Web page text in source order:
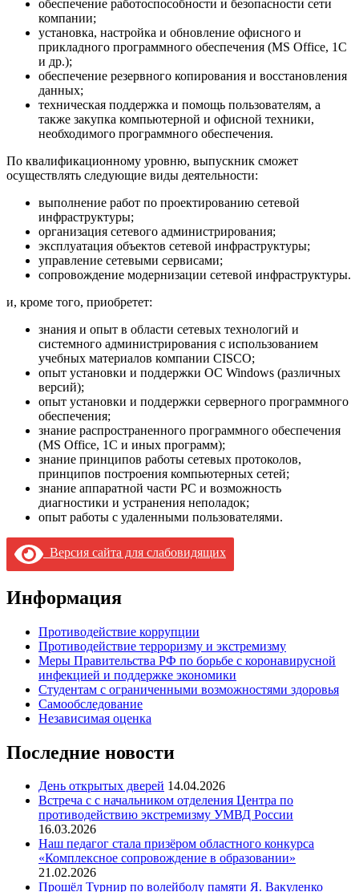
обеспечение работоспособности и безопасности сети
компании;
установка, настройка и обновление офисного и
прикладного программного обеспечения (MS Office, 1С
и др.);
обеспечение резервного копирования и восстановления
данных;
техническая поддержка и помощь пользователям, а
также закупка компьютерной и офисной техники,
необходимого программного обеспечения.
По квалификационному уровню, выпускник сможет
осуществлять следующие виды деятельности:
выполнение работ по проектированию сетевой
инфраструктуры;
организация сетевого администрирования;
эксплуатация объектов сетевой инфраструктуры;
управление сетевыми сервисами;
сопровождение модернизации сетевой инфраструктуры.
и, кроме того, приобретет:
знания и опыт в области сетевых технологий и
системного администрирования с использованием
учебных материалов компании CISCO;
опыт установки и поддержки ОС Windows (различных
версий);
опыт установки и поддержки серверного программного
обеспечения;
знание распространенного программного обеспечения
(MS Office, 1С и иных программ);
знание принципов работы сетевых протоколов,
принципов построения компьютерных сетей;
знание аппаратной части РС и возможность
диагностики и устранения неполадок;
опыт работы с удаленными пользователями.
Версия сайта для слабовидящих
Информация
Противодействие коррупции
Противодействие терроризму и экстремизму
Меры Правительства РФ по борьбе с коронавирусной
инфекцией и поддержке экономики
Студентам с ограниченными возможностями здоровья
Самообследование
Независимая оценка
Последние новости
День открытых дверей 14.04.2026
Встреча с с начальником отделения Центра по
противодействию экстремизму УМВД России
16.03.2026
Наш педагог стала призёром областного конкурса
«Комплексное сопровождение в образовании»
21.02.2026
Прошёл Турнир по волейболу памяти Я. Вакуленко